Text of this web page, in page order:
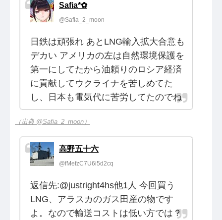
Safia*✿
@Safia_2_moon
日鉄は頑張れ あとLNG輸入拡大合意も
デカい アメリカの左は自然環境保護を
第一にしてたから油頼りのロシア経済
に貢献してウクライナを苦しめてた
し、日本も電気代に苦労してたのでね
（出典 @Safia_2_moon）
高野五十六
@fMefzC7U6i5d2cq
返信先:@justright4hs他1人 今回買う
LNG、アラスカのガス田産の物です
よ。なので輸送コストは低い方では？